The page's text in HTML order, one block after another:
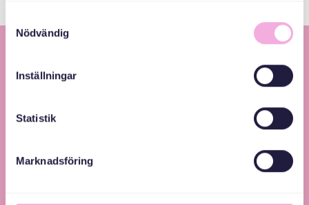
Nödvändig
Inställningar
Statistik
Marknadsföring
Svenska med baby – Föräldraträffar för jämlikhet